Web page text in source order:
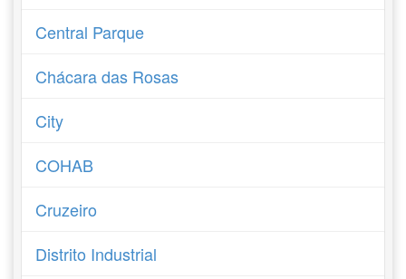
Central Parque
Chácara das Rosas
City
COHAB
Cruzeiro
Distrito Industrial